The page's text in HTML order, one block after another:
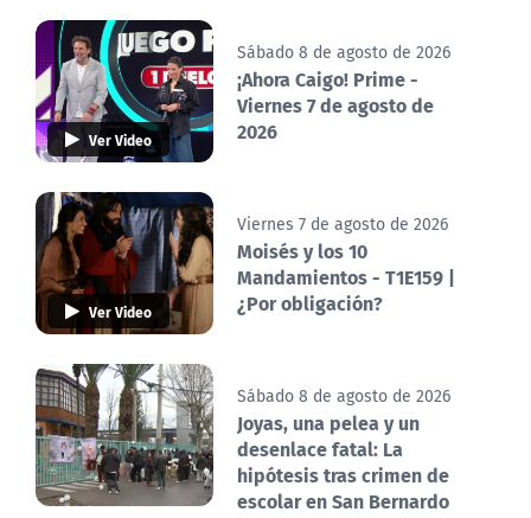
Ver Video
Sábado 8 de agosto de 2026
¡Ahora Caigo! Prime -
Viernes 7 de agosto de
2026
Ver Video
Viernes 7 de agosto de 2026
Moisés y los 10
Mandamientos - T1E159 |
¿Por obligación?
Sábado 8 de agosto de 2026
Joyas, una pelea y un
desenlace fatal: La
hipótesis tras crimen de
escolar en San Bernardo